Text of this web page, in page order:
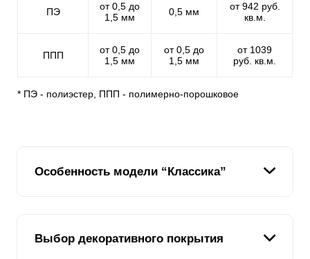
ПЭ
от 0,5 до
1,5 мм
0,5 мм
от 942 руб.
кв.м.
ППП
от 0,5 до
1,5 мм
от 0,5 до
1,5 мм
от 1039
руб. кв.м.
* ПЭ - полиэстер, ППП - полимерно-порошковое
Особенность модели “Классика”
Мы подумали: "Если у нас есть модель "Ранчо", где
планки имитируют доски и располагаются
Выбор декоративного покрытия